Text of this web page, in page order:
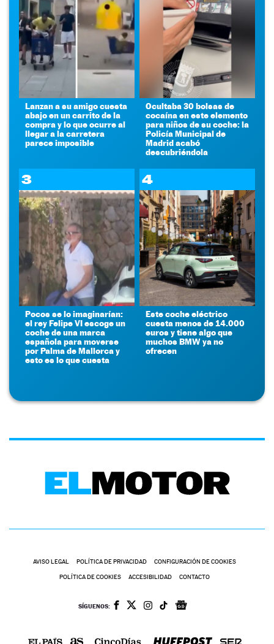
Lanzan a su amigo cuesta
abajo en un carrito de la
compra y lo que ocurre al
llegar a la carretera
parece imposible
Ocultaba 30 bolsas de
cocaína en este elemento
para niños de su coche: la
Policía Municipal de
Madrid acabó
descubriéndola
3
Pocos se lo imaginarían:
el rey Felipe VI escoge un
coche de una marca
española para moverse
por Palma de Mallorca y
esto es lo que cuesta
4
Este coche eléctrico
cuesta menos de 14.000
euros y tiene algo que
muchos BMW ya no
ofrecen
AVISO LEGAL POLÍTICA DE PRIVACIDAD CONFIGURACIÓN DE COOKIES
POLÍTICA DE COOKIES ACCESIBILIDAD CONTACTO
SÍGUENOS: